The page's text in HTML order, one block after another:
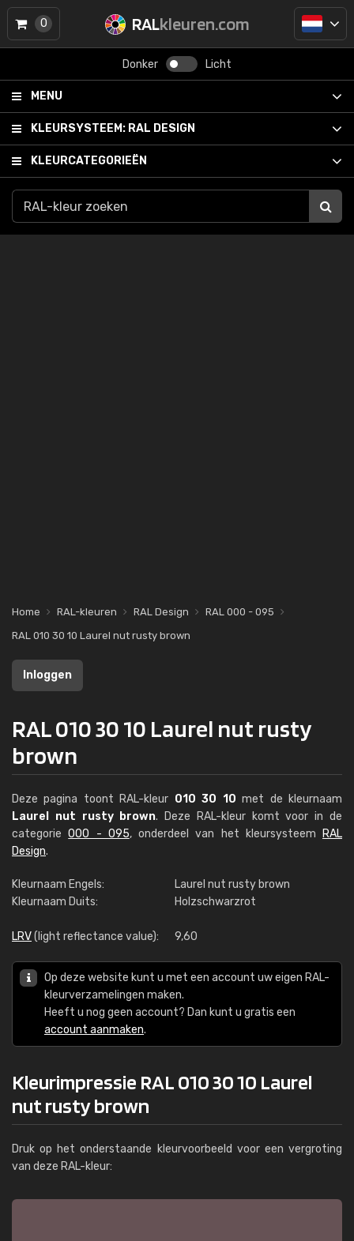
RALkleuren.com
Donker Licht
MENU
KLEURSYSTEEM: RAL DESIGN
KLEURCATEGORIEËN
0
Home RAL-kleuren RAL Design
RAL 000 - 095
RAL 010 30 10 Laurel nut rusty brown
Inloggen
RAL 010 30 10 Laurel nut rusty
brown
Deze pagina toont RAL-kleur 010 30 10 met de kleurnaam
Laurel nut rusty brown. Deze RAL-kleur komt voor in de
categorie000 - 095, onderdeel van het kleursysteem
RAL
Design.
Kleurnaam Engels:
Laurel nut rusty brown
Kleurnaam Duits:
Holzschwarzrot
LRV(light reflectance value): 9,60
Op deze website kunt u met een account uw eigen RAL-
kleurverzamelingen maken.
Heeft u nog geen account? Dan kunt u gratis een
account aanmaken.
Kleurimpressie RAL 010 30 10 Laurel
nut rusty brown
Druk op het onderstaande kleurvoorbeeld voor een vergroting
van deze RAL-kleur: